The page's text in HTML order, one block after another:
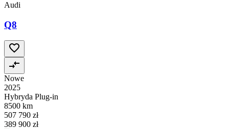
Audi
Q8
Nowe
2025
Hybryda Plug-in
8500 km
507 790 zł
389 900 zł